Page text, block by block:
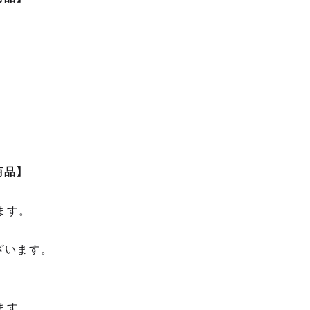
】
。
ます。
。